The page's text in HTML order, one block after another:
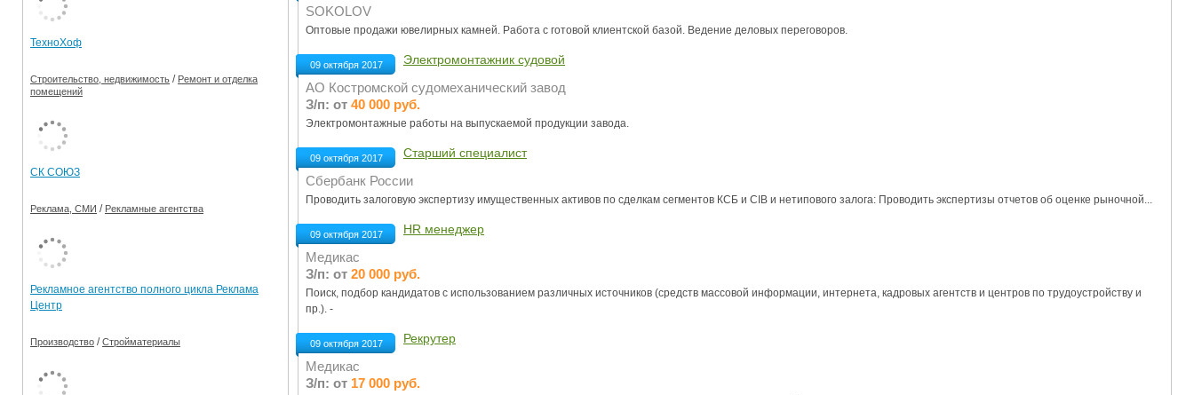
Электронные транспортные карты
SOKOLOV
Оптовые продажи ювелирных камней. Работа с готовой клиентской базой. Ведение деловых переговоров.
09 октября 2017 Электромонтажник судовой
АО Костромской судомеханический завод
З/п: от 40 000 руб.
Электромонтажные работы на выпускаемой продукции завода.
09 октября 2017 Старший специалист
Сбербанк России
Проводить залоговую экспертизу имущественных активов по сделкам сегментов КСБ и CIB и нетипового залога: Проводить экспертизы отчетов об оценке рыночной...
09 октября 2017 HR менеджер
Медикас
З/п: от 20 000 руб.
Поиск, подбор кандидатов с использованием различных источников (средств массовой информации, интернета, кадровых агентств и центров по трудоустройству и
пр.). -
09 октября 2017 Рекрутер
Медикас
З/п: от 17 000 руб.
ТехноХоф
Строительство, недвижимость / Ремонт и отделка
помещений
СК СОЮЗ
Реклама, СМИ / Рекламные агентства
Рекламное агентство полного цикла Реклама
Центр
Производство /Стройматериалы